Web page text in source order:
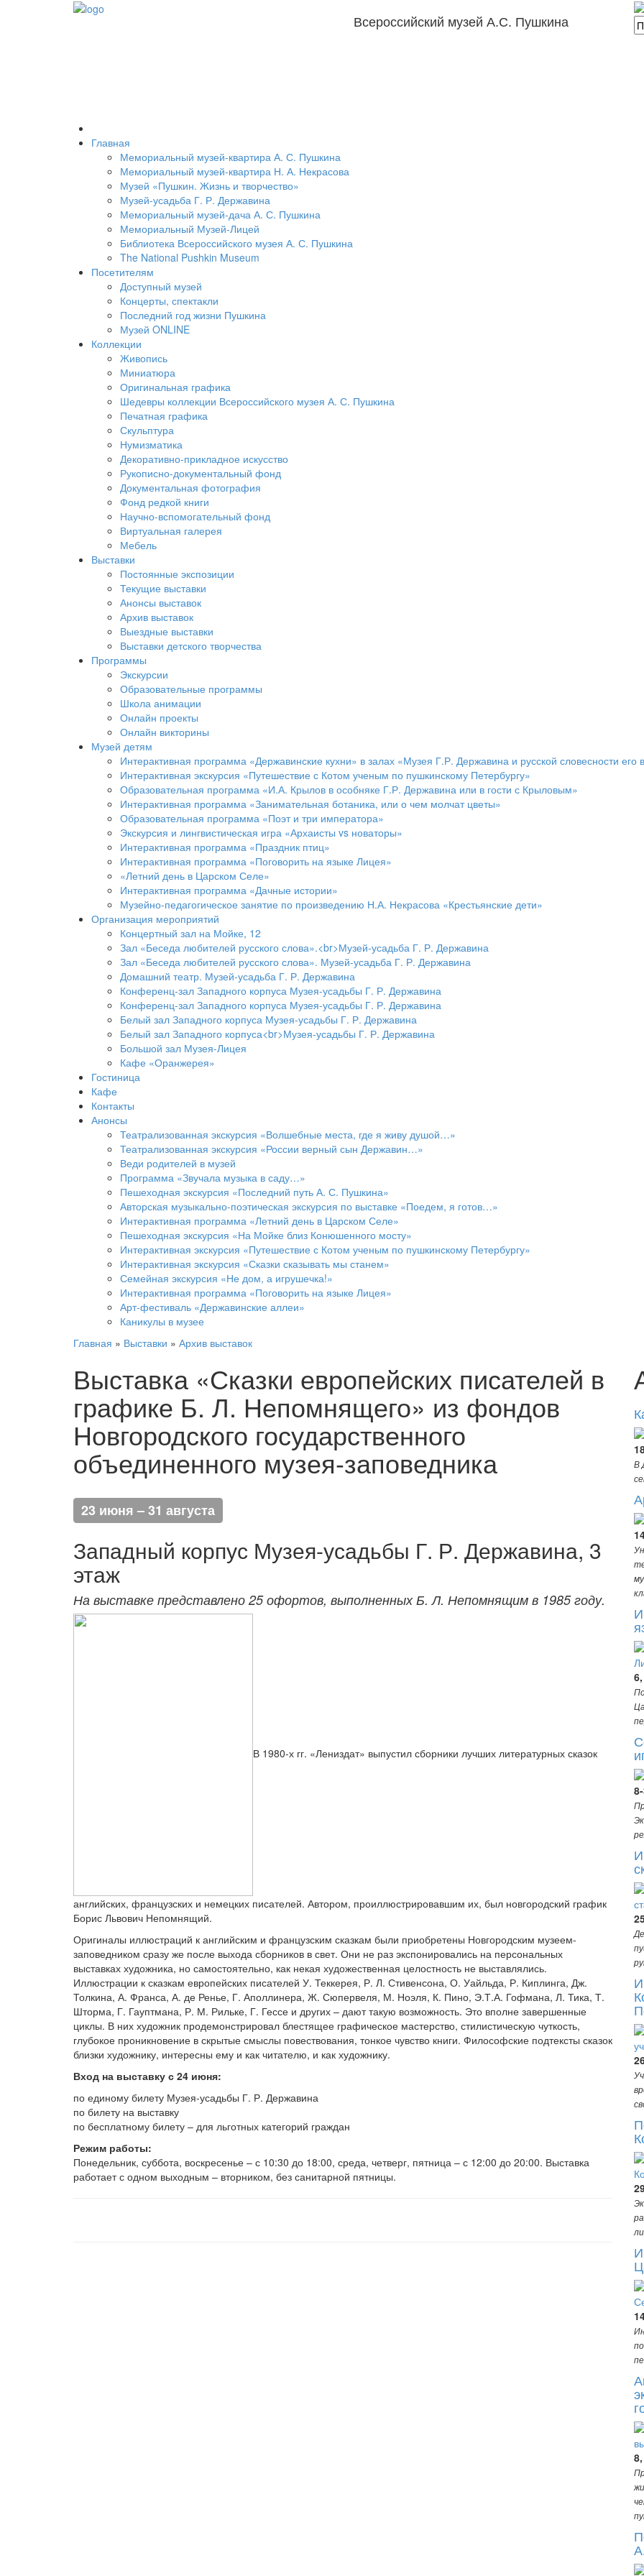
Всероссийский музей А.С. Пушкина
Главная
Мемориальный музей-квартира А. С. Пушкина
Мемориальный музей-квартира Н. А. Некрасова
Музей «Пушкин. Жизнь и творчество»
Музей-усадьба Г. Р. Державина
Мемориальный музей-дача А. С. Пушкина
Мемориальный Музей-Лицей
Библиотека Всероссийского музея А. С. Пушкина
The National Pushkin Museum
Посетителям
Доступный музей
Концерты, спектакли
Последний год жизни Пушкина
Музей ONLINE
Коллекции
Живопись
Миниатюра
Оригинальная графика
Шедевры коллекции Всероссийского музея А. С. Пушкина
Печатная графика
Скульптура
Нумизматика
Декоративно-прикладное искусство
Рукописно-документальный фонд
Документальная фотография
Фонд редкой книги
Научно-вспомогательный фонд
Виртуальная галерея
Мебель
Выставки
Постоянные экспозиции
Текущие выставки
Анонсы выставок
Архив выставок
Выездные выставки
Выставки детского творчества
Программы
Экскурсии
Образовательные программы
Школа анимации
Онлайн проекты
Онлайн викторины
Музей детям
Интерактивная программа «Державинские кухни» в залах «Музея Г.Р. Державина и русской словесности его
Интерактивная экскурсия «Путешествие с Котом ученым по пушкинскому Петербургу»
Образовательная программа «И.А. Крылов в особняке Г.Р. Державина или в гости с Крыловым»
Интерактивная программа «Занимательная ботаника, или о чем молчат цветы»
Образовательная программа «Поэт и три императора»
Экскурсия и лингвистическая игра «Архаисты vs новаторы»
Интерактивная программа «Праздник птиц»
Интерактивная программа «Поговорить на языке Лицея»
«Летний день в Царском Селе»
Интерактивная программа «Дачные истории»
Музейно-педагогическое занятие по произведению Н.А. Некрасова «Крестьянские дети»
Организация мероприятий
Концертный зал на Мойке, 12
Зал «Беседа любителей русского слова».<br>Музей-усадьба Г. Р. Державина
Зал «Беседа любителей русского слова». Музей-усадьба Г. Р. Державина
Домашний театр. Музей-усадьба Г. Р. Державина
Конференц-зал Западного корпуса Музея-усадьбы Г. Р. Державина
Конференц-зал Западного корпуса Музея-усадьбы Г. Р. Державина
Белый зал Западного корпуса Музея-усадьбы Г. Р. Державина
Белый зал Западного корпуса<br>Музея-усадьбы Г. Р. Державина
Большой зал Музея-Лицея
Кафе «Оранжерея»
Гостиница
Кафе
Контакты
Анонсы
Театрализованная экскурсия «Волшебные места, где я живу душой…»
Театрализованная экскурсия «России верный сын Державин…»
Веди родителей в музей
Программа «Звучала музыка в саду…»
Пешеходная экскурсия «Последний путь А. С. Пушкина»
Авторская музыкально-поэтическая экскурсия по выставке «Поедем, я готов…»
Интерактивная программа «Летний день в Царском Селе»
Пешеходная экскурсия «На Мойке близ Конюшенного мосту»
Интерактивная экскурсия «Путешествие с Котом ученым по пушкинскому Петербургу»
Интерактивная экскурсия «Сказки сказывать мы станем»
Семейная экскурсия «Не дом, а игрушечка!»
Интерактивная программа «Поговорить на языке Лицея»
Арт-фестиваль «Державинские аллеи»
Каникулы в музее
Главная » Выставки » Архив выставок
Выставка «Сказки европейских писателей в
графике Б. Л. Непомнящего» из фондов
Новгородского государственного
объединенного музея-заповедника
23 июня – 31 августа
Западный корпус Музея-усадьбы Г. Р. Державина, 3
этаж
На выставке представлено 25 офортов, выполненных Б. Л. Непомнящим в 1985 году.
В 1980-х гг. «Лениздат» выпустил сборники лучших литературных сказок
английских, французских и немецких писателей. Автором, проиллюстрировавшим их, был новгородский график
Борис Львович Непомнящий.
Оригиналы иллюстраций к английским и французским сказкам были приобретены Новгородским музеем-
заповедником сразу же после выхода сборников в свет. Они не раз экспонировались на персональных
выставках художника, но самостоятельно, как некая художественная целостность не выставлялись.
Иллюстрации к сказкам европейских писателей У. Теккерея, Р. Л. Стивенсона, О. Уайльда, Р. Киплинга, Дж.
Толкина, А. Франса, А. де Ренье, Г. Аполлинера, Ж. Сюпервеля, М. Ноэля, К. Пино, Э.Т.А. Гофмана, Л. Тика, Т.
Шторма, Г. Гауптмана, Р. М. Рильке, Г. Гессе и других – дают такую возможность. Это вполне завершенные
циклы. В них художник продемонстрировал блестящее графическое мастерство, стилистическую чуткость,
глубокое проникновение в скрытые смыслы повествования, тонкое чувство книги. Философские подтексты сказок
близки художнику, интересны ему и как читателю, и как художнику.
Вход на выставку с 24 июня:
по единому билету Музея-усадьбы Г. Р. Державина
по билету на выставку
по бесплатному билету – для льготных категорий граждан
Режим работы:
Понедельник, суббота, воскресенье – с 10:30 до 18:00, среда, четверг, пятница – с 12:00 до 20:00. Выставка
работает с одном выходным – вторником, без санитарной пятницы.
В